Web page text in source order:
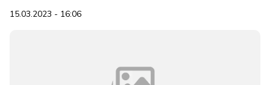
15.03.2023 - 16:06